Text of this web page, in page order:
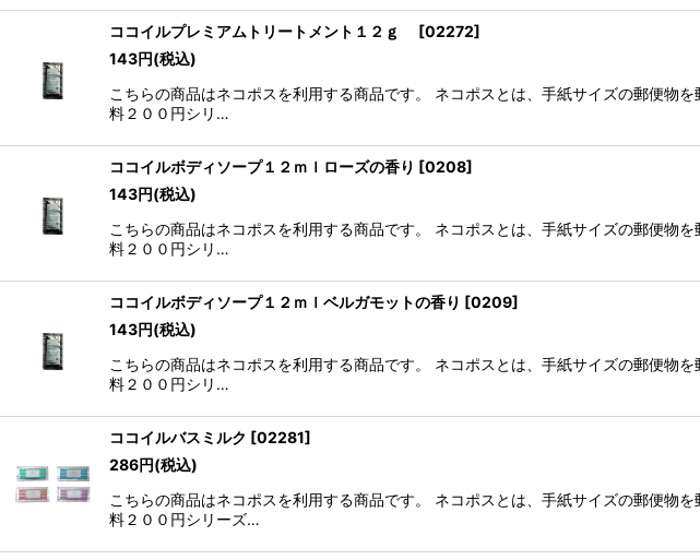
ココイルプレミアムトリートメント１２ｇ [02272]
143円(税込)
こちらの商品はネコポスを利用する商品です。 ネコポスとは、手紙サイズの郵便物
料２００円シリ…
ココイルボディソープ１２ｍｌローズの香り [0208]
143円(税込)
こちらの商品はネコポスを利用する商品です。 ネコポスとは、手紙サイズの郵便物
料２００円シリ…
ココイルボディソープ１２ｍｌベルガモットの香り [0209]
143円(税込)
こちらの商品はネコポスを利用する商品です。 ネコポスとは、手紙サイズの郵便物
料２００円シリ…
ココイルバスミルク [02281]
286円(税込)
こちらの商品はネコポスを利用する商品です。 ネコポスとは、手紙サイズの郵便物
料２００円シリーズ…